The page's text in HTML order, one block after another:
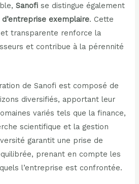
Sanofi se distingue également
d’entreprise exemplaire. Cette
transparente renforce la
et contribue à la pérennité
de Sanofi est composé de
diversifiés, apportant leur
variés tels que la finance,
scientifique et la gestion
garantit une prise de
prenant en compte les
l’entreprise est confrontée.